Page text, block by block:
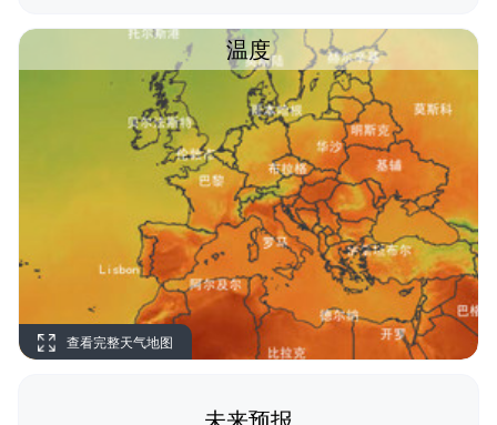
温度
查看完整天气地图